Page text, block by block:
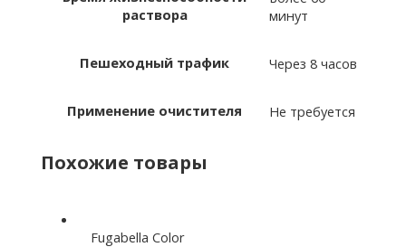
раствора
минут
Пешеходный трафик Через 8 часов
Применение очистителя Не требуется
Похожие товары
Fugabella Color